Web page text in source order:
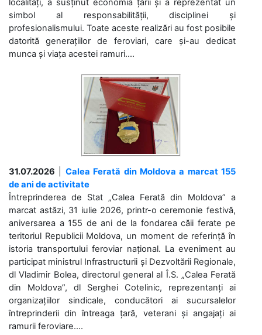
localități, a susținut economia țării și a reprezentat un
simbol al responsabilității, disciplinei și
profesionalismului. Toate aceste realizări au fost posibile
datorită generațiilor de feroviari, care și-au dedicat
munca și viața acestei ramuri....
31.07.2026
Calea Ferată din Moldova a marcat 155
de ani de activitate
Întreprinderea de Stat „Calea Ferată din Moldova” a
marcat astăzi, 31 iulie 2026, printr-o ceremonie festivă,
aniversarea a 155 de ani de la fondarea căii ferate pe
teritoriul Republicii Moldova, un moment de referință în
istoria transportului feroviar național. La eveniment au
participat ministrul Infrastructurii și Dezvoltării Regionale,
dl Vladimir Bolea, directorul general al Î.S. „Calea Ferată
din Moldova”, dl Serghei Cotelinic, reprezentanți ai
organizațiilor sindicale, conducători ai sucursalelor
întreprinderii din întreaga țară, veterani și angajați ai
ramurii feroviare....